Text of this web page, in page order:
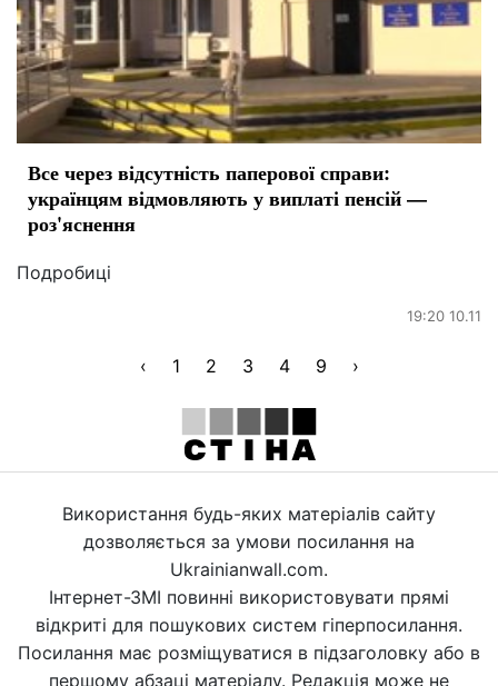
Все через відсутність паперової справи:
українцям відмовляють у виплаті пенсій —
роз'яснення
Подробиці
19:20 10.11
‹ 1 2 3 4 9 ›
Використання будь-яких матеріалів сайту
дозволяється за умови посилання на
Ukrainianwall.com.
Інтернет-ЗМІ повинні використовувати прямі
відкриті для пошукових систем гіперпосилання.
Посилання має розміщуватися в підзаголовку або в
першому абзаці матеріалу. Редакція може не